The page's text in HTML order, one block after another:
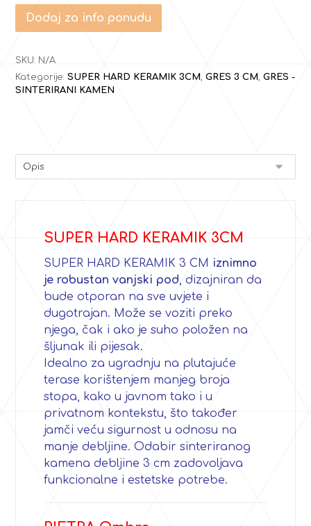
Dodaj za info ponudu
SKU: N/A
Kategorije:SUPER HARD KERAMIK 3CM,GRES 3 CM,GRES -
SINTERIRANI KAMEN
SUPER HARD KERAMIK 3CM
SUPER HARD KERAMIK 3 CM iznimno
je robustan vanjski pod, dizajniran da
bude otporan na sve uvjete i
dugotrajan. Može se voziti preko
njega, čak i ako je suho položen na
šljunak ili pijesak.
Idealno za ugradnju na plutajuće
terase korištenjem manjeg broja
stopa, kako u javnom tako i u
privatnom kontekstu, što također
jamči veću sigurnost u odnosu na
manje debljine. Odabir sinteriranog
kamena debljine 3 cm zadovoljava
funkcionalne i estetske potrebe.